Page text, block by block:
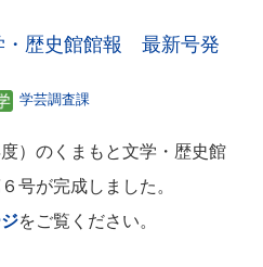
・歴史館館報 最新号発
学芸調査課
）のくまもと文学・歴史館
号が完成しました。
をご覧ください。